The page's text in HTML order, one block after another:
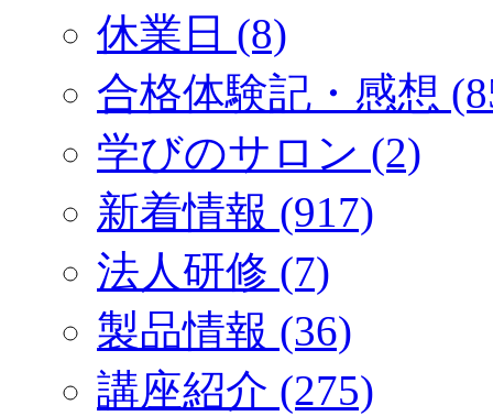
休業日 (8)
合格体験記・感想
学びのサロン (2)
新着情報 (917)
法人研修 (7)
製品情報 (36)
講座紹介 (275)